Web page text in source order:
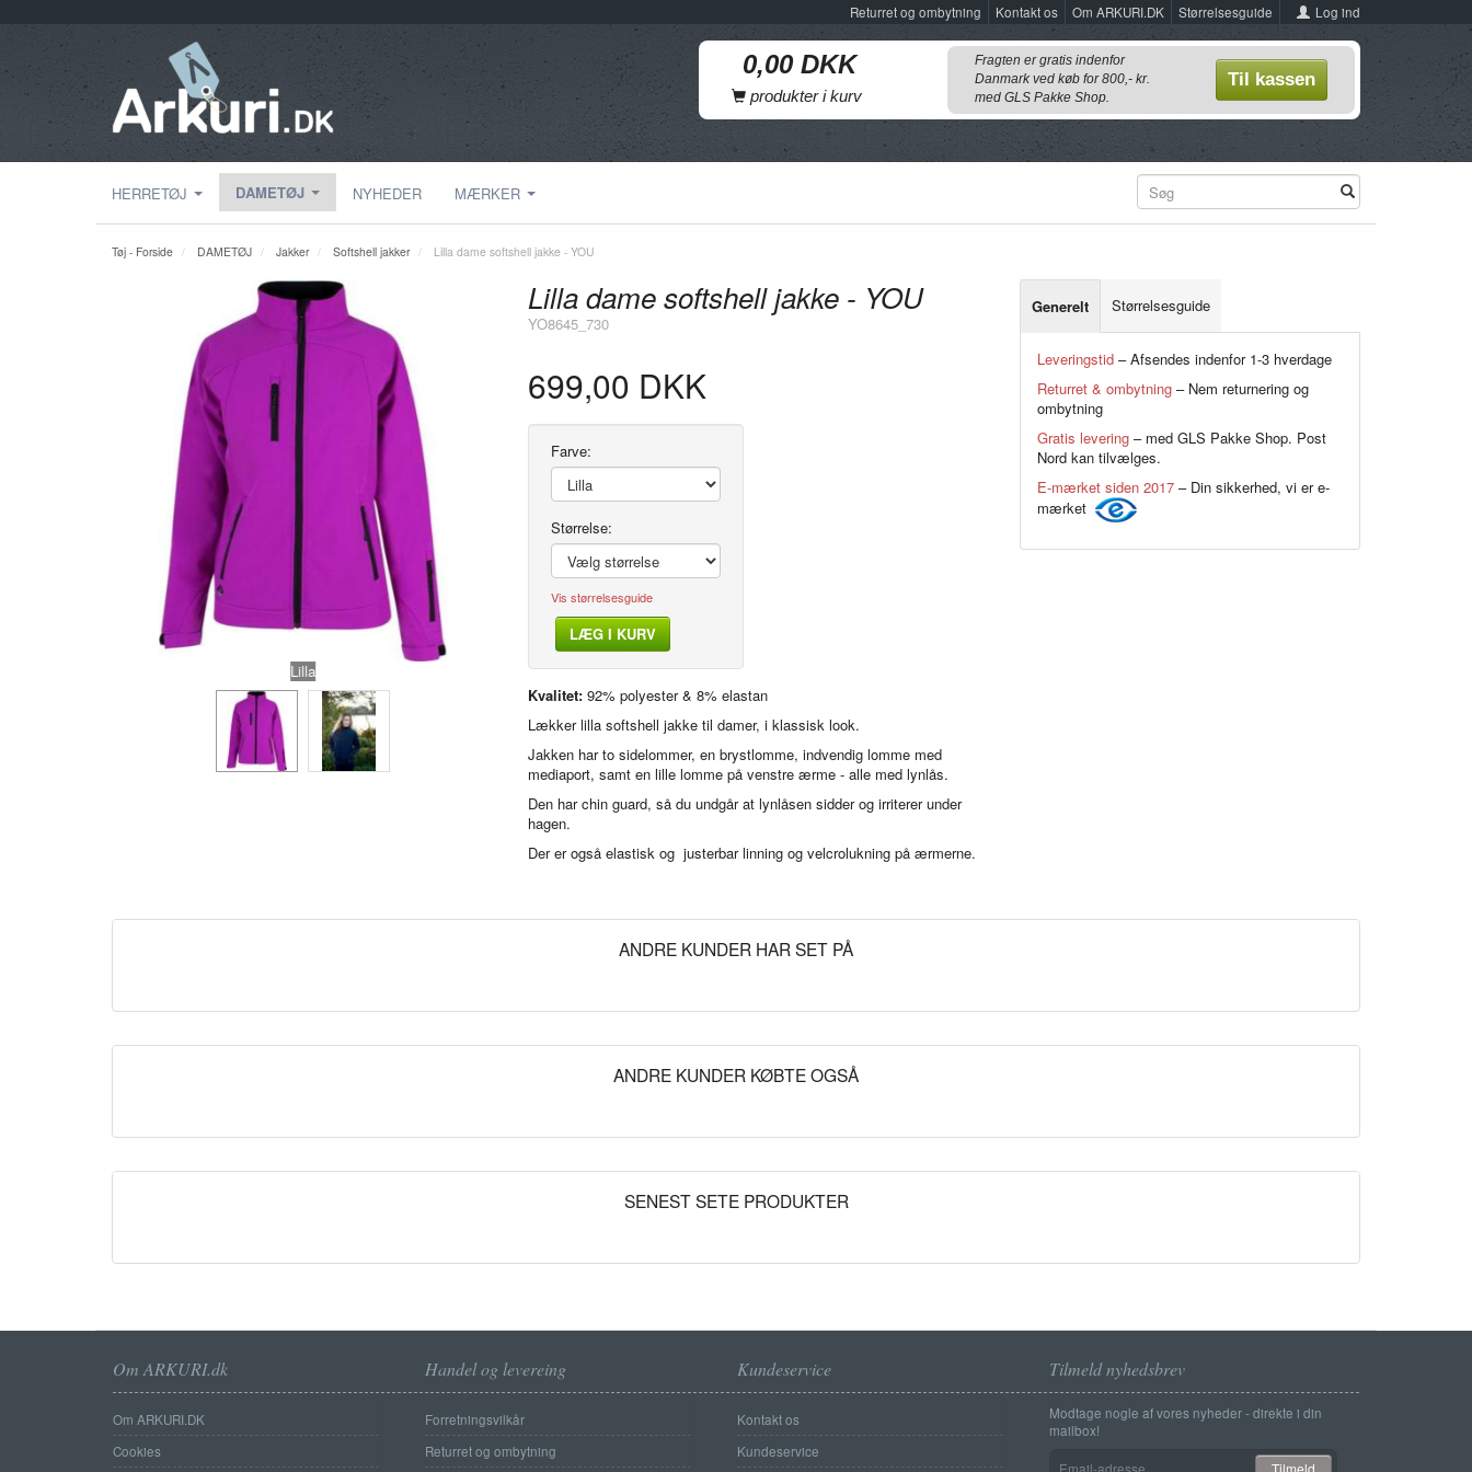
Log ind
Størrelsesguide
Om ARKURI.DK
Kontakt os
Returret og ombytning
produkter i kurv
Fragten er gratis indenfor
Danmark ved køb for 800,- kr.
med GLS Pakke Shop.
Til kassen
HERRETØJ DAMETØJ NYHEDER MÆRKER
Tøj - Forside DAMETØJ Jakker Softshell jakker Lilla dame softshell jakke - YOU
Lilla Modelfoto
Lilla dame softshell jakke - YOU
YO8645_730
699,00 DKK
Vis størrelsesguide
Farve:
Størrelse:
LÆG I KURV
Kvalitet:92% polyester & 8% elastan
Lækker lilla softshell jakke til damer, i klassisk look.
Jakken har to sidelommer, en brystlomme, indvendig lomme med
mediaport, samt en lille lomme på venstre ærme - alle med lynlås.
Den har chin guard, så du undgår at lynlåsen sidder og irriterer under
hagen.
Der er også elastisk og justerbar linning og velcrolukning på ærmerne.
Generelt Størrelsesguide
Leveringstid– Afsendes indenfor 1-3 hverdage
Returret & ombytning– Nem returnering og
ombytning
Gratis levering– med GLS Pakke Shop. Post
Nord kan tilvælges.
E-mærket siden 2017– Din sikkerhed, vi er e-
mærket
ANDRE KUNDER HAR SET PÅ
ANDRE KUNDER KØBTE OGSÅ
SENEST SETE PRODUKTER
Om ARKURI.dk
Om ARKURI.DK
Cookies
Handel og levereing
Forretningsvilkår
Returret og ombytning
Kundeservice
Kontakt os
Kundeservice
Tilmeld nyhedsbrev
Modtage nogle af vores nyheder - direkte i din
mailbox!
Tilmeld